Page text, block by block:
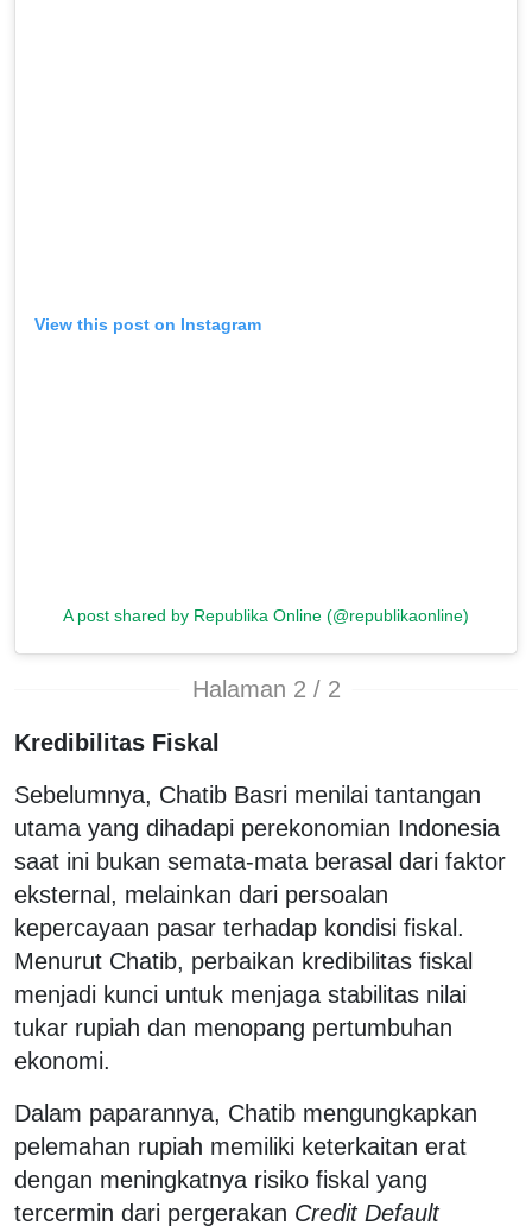
View this post on Instagram
A post shared by Republika Online (@republikaonline)
Halaman 2 / 2
Kredibilitas Fiskal
Sebelumnya, Chatib Basri menilai tantangan
utama yang dihadapi perekonomian Indonesia
saat ini bukan semata-mata berasal dari faktor
eksternal, melainkan dari persoalan
kepercayaan pasar terhadap kondisi fiskal.
Menurut Chatib, perbaikan kredibilitas fiskal
menjadi kunci untuk menjaga stabilitas nilai
tukar rupiah dan menopang pertumbuhan
ekonomi.
Dalam paparannya, Chatib mengungkapkan
pelemahan rupiah memiliki keterkaitan erat
dengan meningkatnya risiko fiskal yang
tercermin dari pergerakan Credit Default